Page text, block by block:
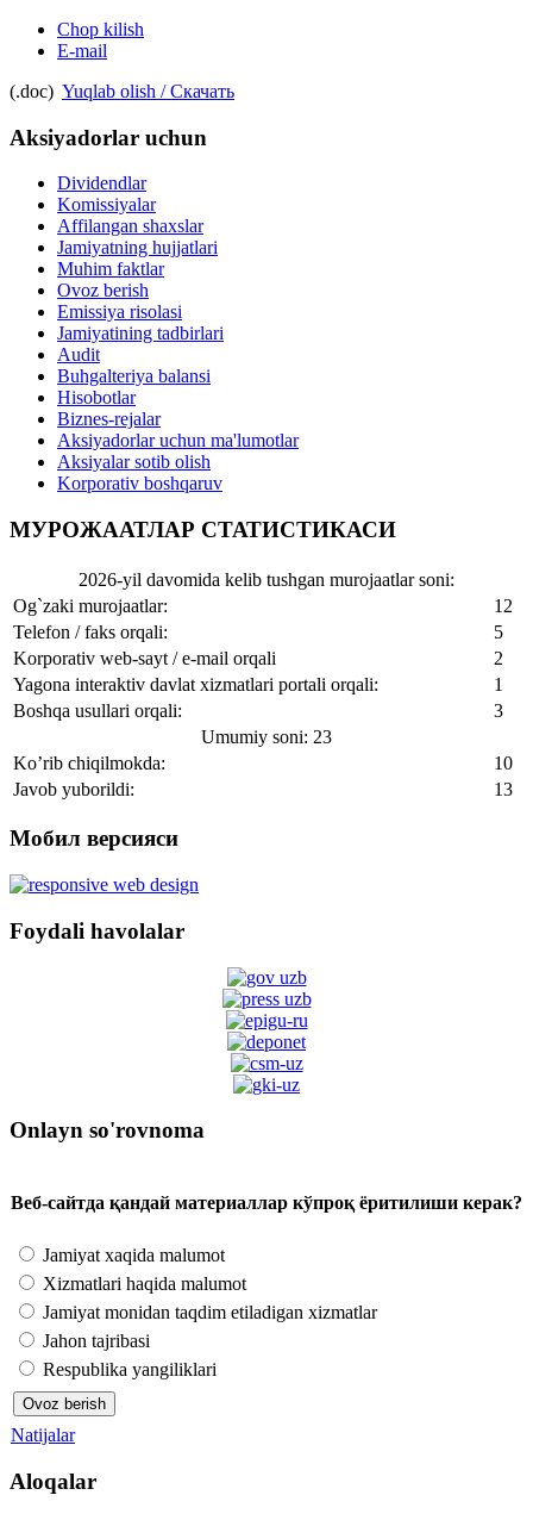
Chop kilish
E-mail
(.doc) Yuqlab olish / Скачать
Aksiyadorlar uchun
Dividendlar
Komissiyalar
Affilangan shaxslar
Jamiyatning hujjatlari
Muhim faktlar
Ovoz berish
Emissiya risolasi
Jamiyatining tadbirlari
Audit
Buhgalteriya balansi
Hisobotlar
Biznes-rejalar
Aksiyadorlar uchun ma'lumotlar
Aksiyalar sotib olish
Korporativ boshqaruv
МУРОЖААТЛАР СТАТИСТИКАСИ
2026-yil davomida kelib tushgan murojaatlar soni:
Og`zaki murojaatlar:
12
Telefon / faks orqali:
5
Korporativ web-sayt / e-mail orqali
2
Yagona interaktiv davlat xizmatlari portali orqali:
1
Boshqa usullari orqali:
3
Umumiy soni: 23
Ko’rib chiqilmokda:
10
Javob yuborildi:
13
Мобил версияси
Foydali havolalar
Onlayn so'rovnoma
Веб-сайтда қандай материаллар кўпроқ ёритилиши керак?
Jamiyat xaqida malumot
Xizmatlari haqida malumot
Jamiyat monidan taqdim etiladigan xizmatlar
Jahon tajribasi
Respublika yangiliklari
Natijalar
Aloqalar